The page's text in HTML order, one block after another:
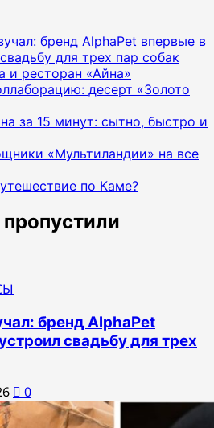
бренд AlphaPet впервые в
для трех пар собак
и ресторан «Айна»
десерт «Золото
за 15 минут: сытно, быстро и
«Мультиландии» на все
по Каме?
бренд AlphaPet
свадьбу для трех
0